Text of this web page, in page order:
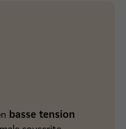
basse tension